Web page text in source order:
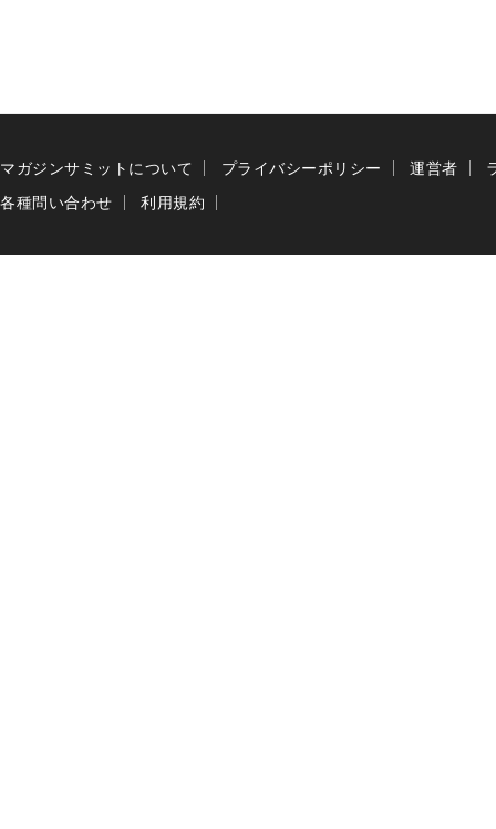
マガジンサミットについて プライバシーポリシー 運営者
各種問い合わせ
利用規約